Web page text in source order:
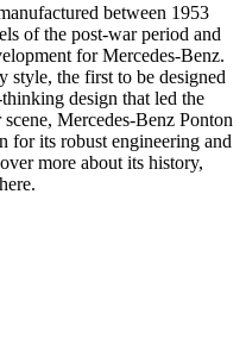
between 1953
of the post-war period and
for Mercedes-Benz.
style, the first to be designed
design that led the
Mercedes-Benz Ponton
for its robust engineering and
more about its history,